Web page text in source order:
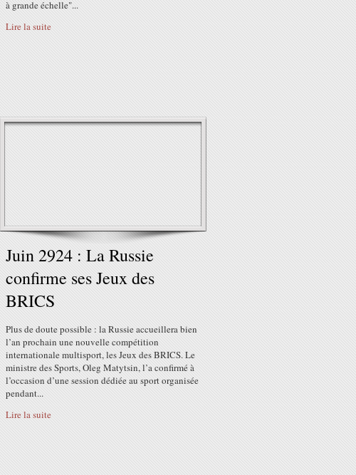
à grande échelle"...
Lire la suite
Juin 2924 : La Russie
confirme ses Jeux des
BRICS
Plus de doute possible : la Russie accueillera bien
l’an prochain une nouvelle compétition
internationale multisport, les Jeux des BRICS. Le
ministre des Sports, Oleg Matytsin, l’a confirmé à
l’occasion d’une session dédiée au sport organisée
pendant...
Lire la suite